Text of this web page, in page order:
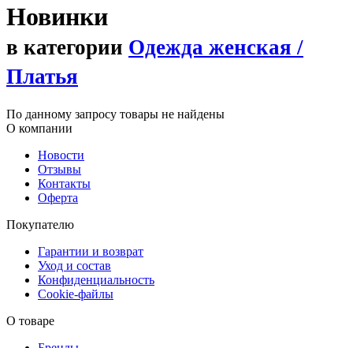
Новинки
в категории Одежда женская /
Платья
По данному запросу товары не найдены
О компании
Новости
Отзывы
Контакты
Оферта
Покупателю
Гарантии и возврат
Уход и состав
Конфиденциальность
Cookie-файлы
О товаре